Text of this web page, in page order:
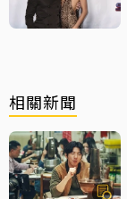
相關新聞